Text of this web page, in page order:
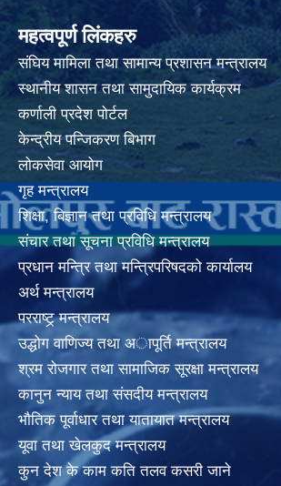
महत्वपूर्ण लिंकहरु
संघिय मामिला तथा सामान्य प्रशासन मन्त्रालय
स्थानीय शासन तथा सामुदायिक कार्यक्रम
कर्णाली प्रदेश पोर्टल
केन्द्रीय पन्जिकरण बिभाग
लोकसेवा आयोग
गृह मन्त्रालय
शिक्षा, बिज्ञान तथा प्रविधि मन्त्रालय
संचार तथा सूचना प्रविधि मन्त्रालय
प्रधान मन्त्रि तथा मन्त्रिपरिषदको कार्यालय
अर्थ मन्त्रालय
परराष्ट्र् मन्त्रालय
उद्धोग वाणिज्य तथा अापूर्ति मन्त्रालय
श्रम रोजगार तथा सामाजिक सूरक्षा मन्त्रालय
कानुन न्याय तथा संसदीय मन्त्रालय
भाैतिक पूर्वाधार तथा यातायात मन्त्रालय
यूवा तथा खेलकुद मन्त्रालय
कुन देश के काम कति तलव कसरी जाने